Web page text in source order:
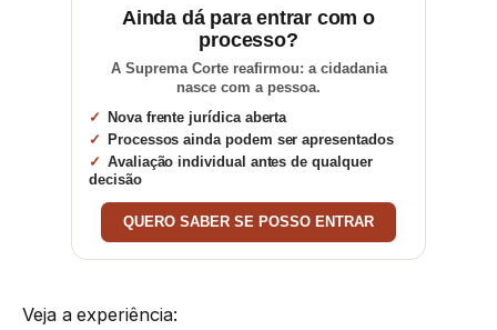
Ainda dá para entrar com o
processo?
A Suprema Corte reafirmou: a cidadania
nasce com a pessoa.
Nova frente jurídica aberta
Processos ainda podem ser apresentados
Avaliação individual antes de qualquer
decisão
QUERO SABER SE POSSO ENTRAR
Veja a experiência: